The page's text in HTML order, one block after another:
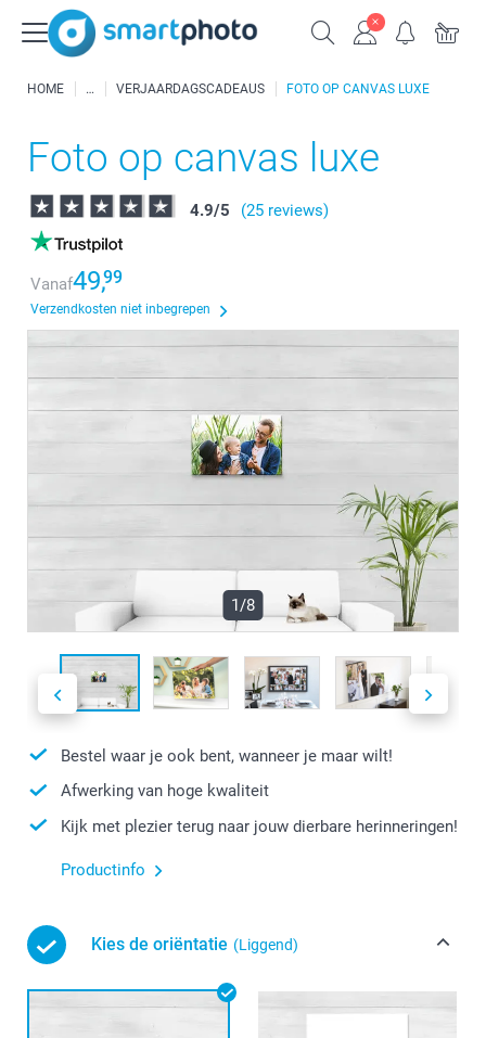
HOME VERJAARDAGSCADEAUS FOTO OP CANVAS LUXE
Foto op canvas luxe
4.9/5 (25 reviews)
Vanaf49,99
Verzendkosten niet inbegrepen
1/8
Bestel waar je ook bent, wanneer je maar wilt!
Afwerking van hoge kwaliteit
Kijk met plezier terug naar jouw dierbare herinneringen!
Productinfo
Kies de oriëntatie (Liggend)